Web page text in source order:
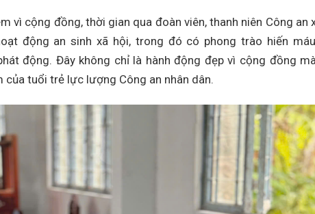
vì cộng đồng, thời gian qua đoàn viên, thanh niên Công an
động an sinh xã hội, trong đó có phong trào hiến
động. Đây không chỉ là hành động đẹp vì cộng đồng
của tuổi trẻ lực lượng Công an nhân dân.